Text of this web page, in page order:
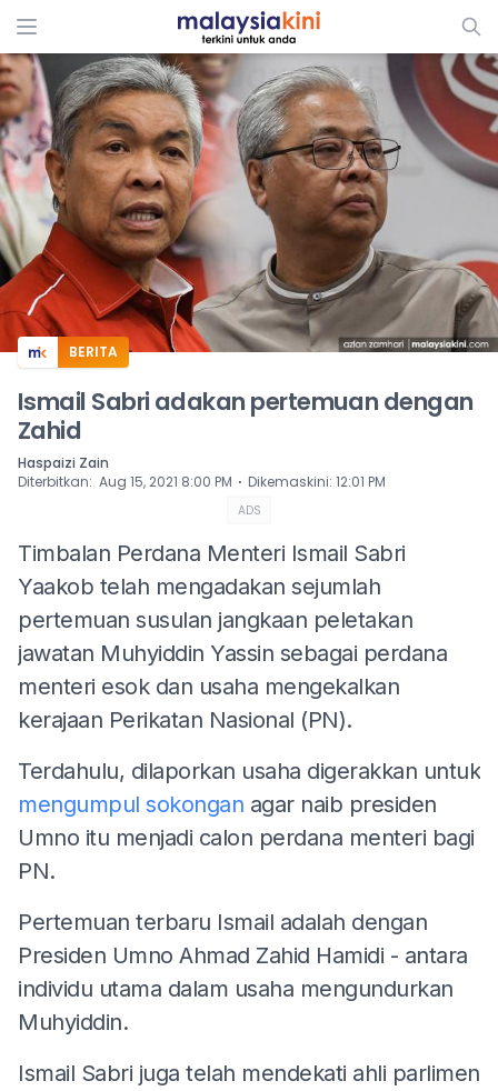
ADS
BERITA
Ismail Sabri adakan pertemuan dengan
Zahid
Haspaizi Zain
Diterbitkan: Aug 15, 2021 8:00 PM ⋅ Dikemaskini: 12:01 PM
ADS
Timbalan Perdana Menteri Ismail Sabri
Yaakob telah mengadakan sejumlah
pertemuan susulan jangkaan peletakan
jawatan Muhyiddin Yassin sebagai perdana
menteri esok dan usaha mengekalkan
kerajaan Perikatan Nasional (PN).
Terdahulu, dilaporkan usaha digerakkan untuk
mengumpul sokongan agar naib presiden
Umno itu menjadi calon perdana menteri bagi
PN.
Pertemuan terbaru Ismail adalah dengan
Presiden Umno Ahmad Zahid Hamidi - antara
individu utama dalam usaha mengundurkan
Muhyiddin.
Ismail Sabri juga telah mendekati ahli parlimen